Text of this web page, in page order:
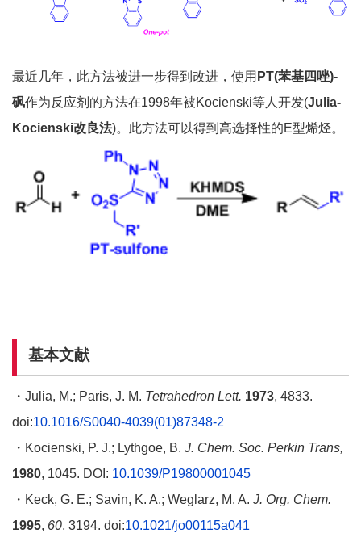
最近几年，此方法被进一步得到改进，使用 PT(苯基四唑)-
砜作为反应剂的方法在1998年被Kocienski等人开发(Julia-
Kocienski改良法)。此方法可以得到高选择性的E型烯烃。
基本文献
・Julia, M.; Paris, J. M. Tetrahedron Lett. 1973, 4833.
doi:10.1016/S0040-4039(01)87348-2
・Kocienski, P. J.; Lythgoe, B. J. Chem. Soc. Perkin Trans,
1980, 1045. DOI: 10.1039/P19800001045
・Keck, G. E.; Savin, K. A.; Weglarz, M. A. J. Org. Chem.
1995, 60, 3194. doi:10.1021/jo00115a041